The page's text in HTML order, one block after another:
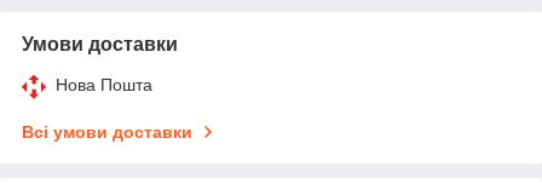
Умови доставки
Нова Пошта
Всі умови доставки